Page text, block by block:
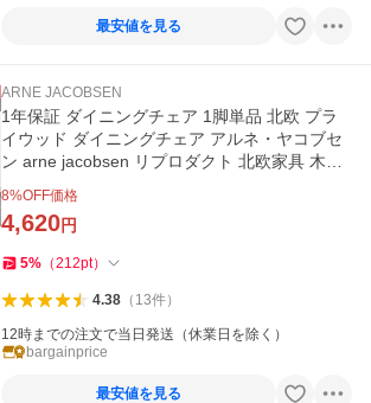
最安値を見る
ARNE JACOBSEN
1年保証 ダイニングチェア 1脚単品 北欧 プラ
イウッド ダイニングチェア アルネ・ヤコブセ
ン arne jacobsen リプロダクト 北欧家具 木製
8%OFF価格
4,620円
5% （212pt）
4.38（ 13件）
12時までの注文で当日発送（休業日を除く）
bargainprice
最安値を見る